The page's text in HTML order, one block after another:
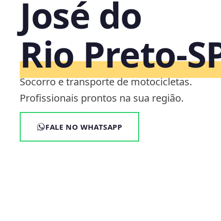
José do
Rio
Socorro e transporte de motocicletas.
Profissionais prontos na sua região.
FALE NO WHATSAPP